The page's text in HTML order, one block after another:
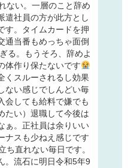
ない。一層のこと辞め
遣社員の方が此方とし
す。タイムカードを押
通当番もめっちゃ面倒
る。もうそろ、辞めよ
体作り保たないです
くスルーされるし効果
ない感じでしんどい毎
会しても給料で嫌でも
たい）退職して今後は
ぁ。正社員は余りいい
ナスも少ねえ感じです
ち直れない毎日です。
。流石に明日令和5年9